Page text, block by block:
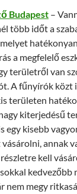
Budapest –
több időt a
a megfelelő
területről van
A fűnyírók közt
területen
kiterjedésű
egy kisebb
annak
kell
kedvezőbb
nem megy